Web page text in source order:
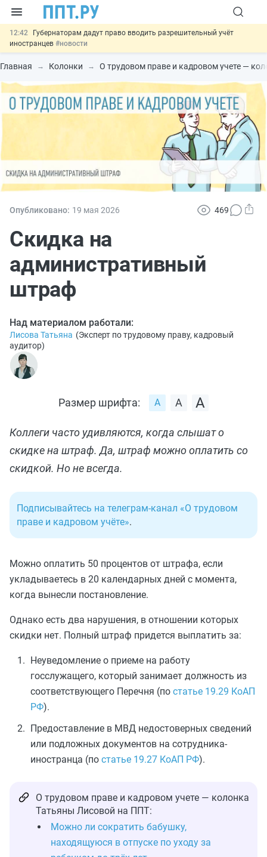
12:42
Губернаторам дадут право вводить разрешительный учёт
иностранцев #новости
12:05 ФНС изменит правила рассмотрения жалоб на налоговые
органы
#новости
отношений#новости
10:48 Ужесточат наказание за мошенничество в отношении военных и
ветеранов#новости
Могут разрешить использование персональных данных россиян
Главная Колонки О трудовом праве и кадровом учете —
Опубликовано: 19 мая 2026 469
Скидка на
административный
штраф
Над материалом работали:
Лисова Татьяна (Эксперт по трудовому праву, кадровый
аудитор)
Размер шрифта:
Коллеги часто удивляются, когда слышат о
скидке на штраф. Да, штраф можно оплатить со
скидкой. Но не всегда.
Подписывайтесь на телеграм-канал «О трудовом
праве и кадровом учёте».
Можно оплатить 50 процентов от штрафа, если
укладываетесь в 20 календарных дней с момента,
когда вынесли постановление.
Однако есть два нарушения, в отношении которых
скидки нет. Полный штраф придется выплатить за:
Неуведомление о приеме на работу
госслужащего, который занимает должность из
соответствующего Перечня (по статье 19.29 КоАП
РФ).
Предоставление в МВД недостоверных сведений
или подложных документов на сотрудника-
иностранца (по статье 19.27 КоАП РФ).
О трудовом праве и кадровом учете — колонка
Татьяны Лисовой на ППТ:
Можно ли сократить бабушку,
находящуюся в отпуске по уходу за